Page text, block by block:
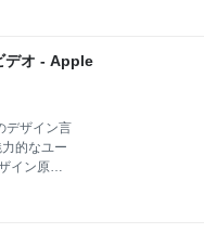
ズ、入力
ョンで詳
トロダク
- 連係／
Human
デオ - Apple
デザイン言
的なユー
イン原
Glassの
る章 0:00